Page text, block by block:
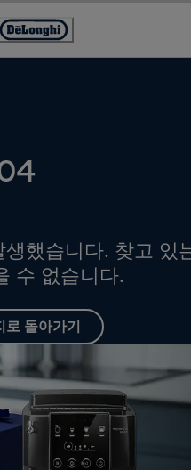
했습니다. 찾고 있
수 없습니다.
로 돌아가기